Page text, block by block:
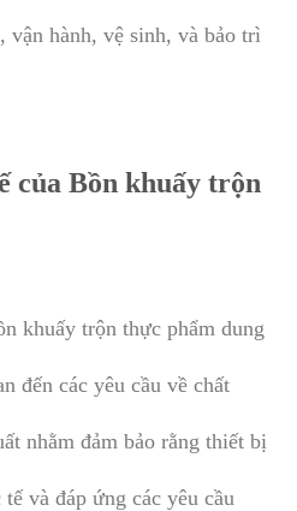
vận hành, vệ sinh, và bảo trì
của Bồn khuấy trộn
khuấy trộn thực phẩm dung
đến các yêu cầu về chất
nhằm đảm bảo rằng thiết bị
và đáp ứng các yêu cầu